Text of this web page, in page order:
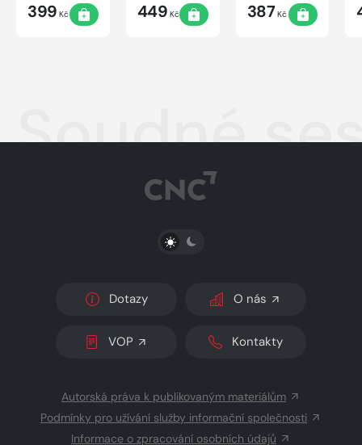
399 Kč 449 Kč 387 Kč
Soudné
PŘEPNOUT SVĚTLÝ/TMAVÝ REŽIM
Dotazy O nás
VOP Kontakty
Autorská práva k publikovaným materiálům
Podmínky pro užívání služby informační společnosti
Informace o zpracování osobních údajů